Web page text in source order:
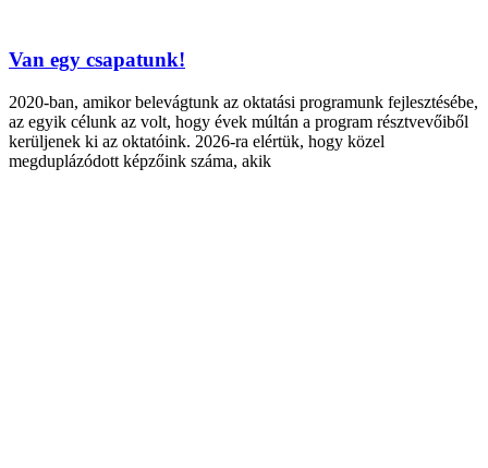
Van egy csapatunk!
2020-ban, amikor belevágtunk az oktatási programunk fejlesztésébe,
az egyik célunk az volt, hogy évek múltán a program résztvevőiből
kerüljenek ki az oktatóink. 2026-ra elértük, hogy közel
megduplázódott képzőink száma, akik